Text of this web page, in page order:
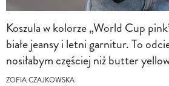
Koszula w kolorze „World Cup
białe jeansy i letni garnitur. To
nosiłabym częściej niż butter
ZOFIA CZAJKOWSKA